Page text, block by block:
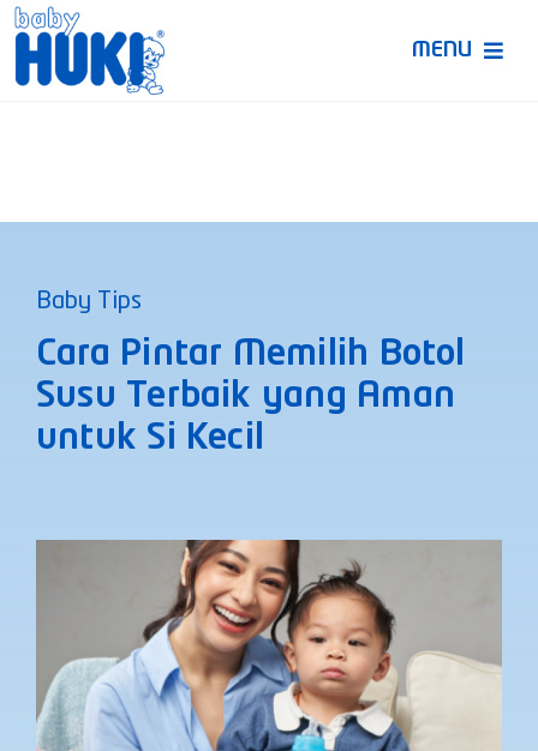
Skip
content
MENU
Baby Tips
Cara Pintar Memilih Botol
Susu Terbaik yang Aman
untuk Si Kecil